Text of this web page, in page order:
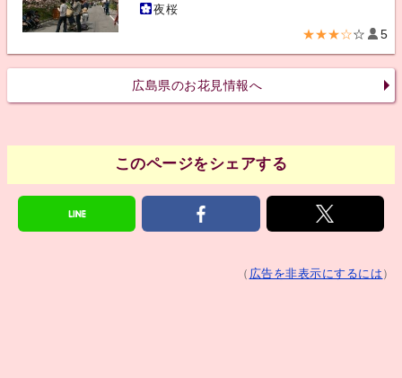
夜桜
★★★☆☆ 5
広島県のお花見情報へ
このページをシェアする
（ 広告を非表示にするには ）